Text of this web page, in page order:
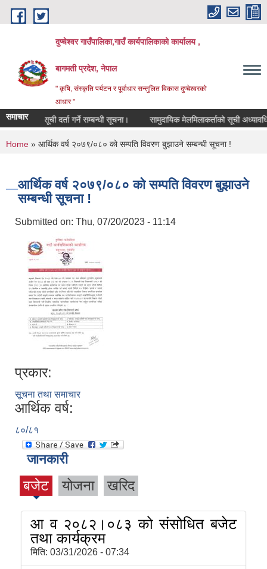
Skip to main content
दुप्चेश्वर गाउँपालिका,गाउँ कार्यपालिकाको कार्यालय ,
बागमती प्रदेश, नेपाल
" कृषि, संस्कृति पर्यटन र पूर्वाधार सन्तुलित विकास दुप्चेश्वरको
आधार "
समाचारसूची दर्ता गर्ने सम्बन्धी सूचना। सामुदायिक मेलमिलाकर्ताको सूची अध्यावधिक
You are here
Home » आर्थिक वर्ष २०७९/०८० को सम्पति विवरण बुझाउने सम्बन्धी सूचना !
आर्थिक वर्ष २०७९/०८० को सम्पति विवरण बुझाउने
सम्बन्धी सूचना !
Submitted on: Thu, 07/20/2023 - 11:14
प्रकार:
सूचना तथा समाचार
आर्थिक वर्ष:
८०/८१
जानकारी
बजेट योजना खरिद
आ व २०८२।०८३ को संसोधित बजेट
तथा कार्यक्रम
मिति: 03/31/2026 - 07:34